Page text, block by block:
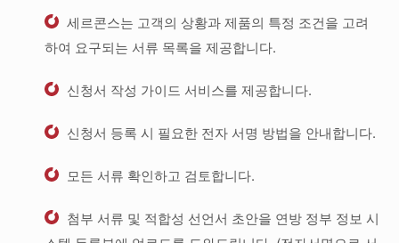
세르콘스는 고객의 상황과 제품의 특정 조건을 고려
하여 요구되는 서류 목록을 제공합니다.
신청서 작성 가이드 서비스를 제공합니다.
신청서 등록 시 필요한 전자 서명 방법을 안내합니다.
모든 서류 확인하고 검토합니다.
첨부 서류 및 적합성 선언서 초안을 연방 정부 정보 시